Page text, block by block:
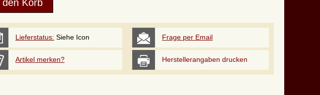
Lieferstatus: Siehe Icon Frage per Email
Artikel merken? Herstellerangaben drucken